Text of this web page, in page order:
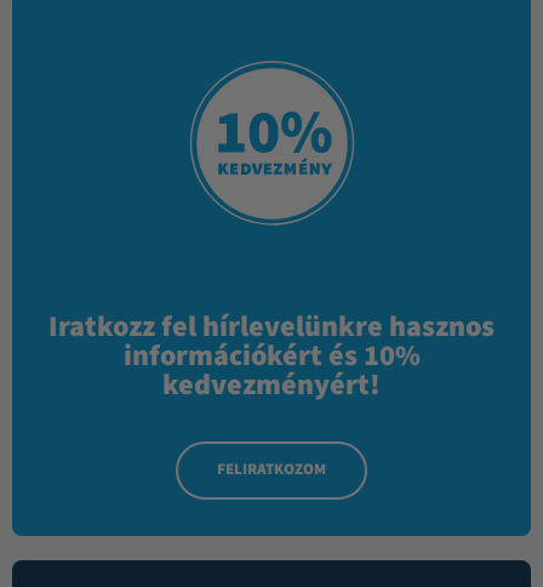
Iratkozz fel hírlevelünkre hasznos
információkért és 10%
kedvezményért!
FELIRATKOZOM